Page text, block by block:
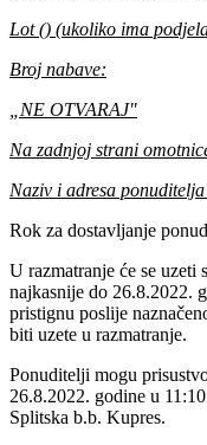
Lot () (ukoliko ima
Broj nabave:
„NE OTVARAJ"
Na zadnjoj strani
Naziv i adresa
Rok za dostavljanje
U razmatranje će se uzeti
najkasnije do 26‎.8.2022‎‎.
pristignu poslije
biti uzete u razmatranje.
Ponuditelji mogu
26‎.8.2022‎‎. godine u
Splitska b.b. Kupres.